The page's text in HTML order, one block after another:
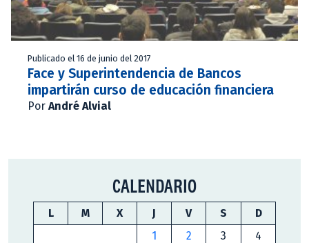
Publicado el 16 de junio del 2017
Face y Superintendencia de Bancos
impartirán curso de educación financiera
Por André Alvial
CALENDARIO
L M X J V S
D
1
2 3
4